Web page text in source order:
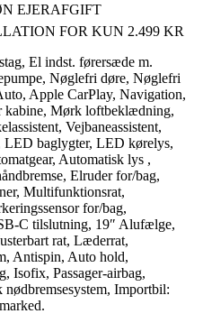
EJERAFGIFT
FOR KUN 2.499 KR
El indst. førersæde m.
Nøglefri døre, Nøglefri
Apple CarPlay, Navigation,
kabine, Mørk loftbeklædning,
Vejbaneassistent,
LED baglygter, LED kørelys,
Automatisk lys ,
Elruder for/bag,
Multifunktionsrat,
for/bag,
C tilslutning, 19″ Alufælge,
rat, Læderrat,
Antispin, Auto hold,
Isofix, Passager-airbag,
Importbil: